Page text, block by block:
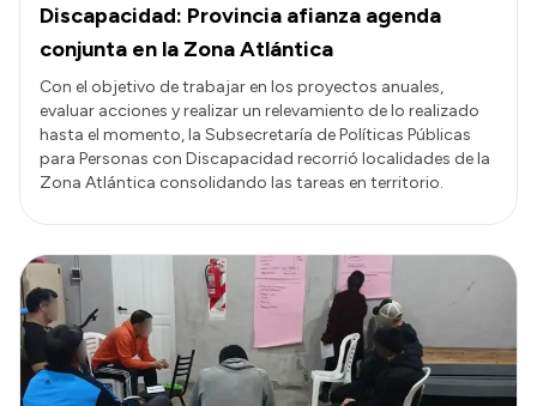
Discapacidad: Provincia afianza agenda
conjunta en la Zona Atlántica
Con el objetivo de trabajar en los proyectos anuales,
evaluar acciones y realizar un relevamiento de lo realizado
hasta el momento, la Subsecretaría de Políticas Públicas
para Personas con Discapacidad recorrió localidades de la
Zona Atlántica consolidando las tareas en territorio.